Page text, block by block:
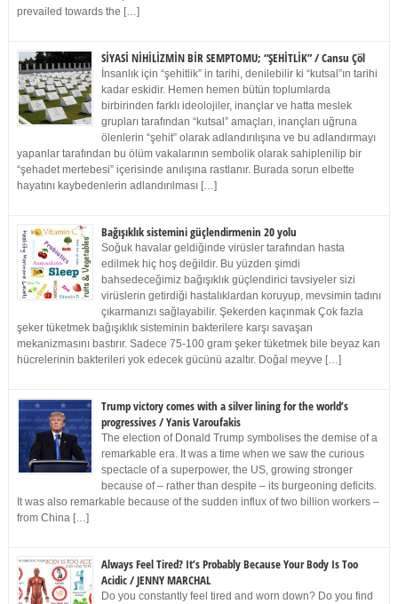
prevailed towards the […]
SİYASİ NİHİLİZMİN BİR SEMPTOMU; “ŞEHİTLİK” / Cansu Çöl
İnsanlık için “şehitlik” in tarihi, denilebilir ki “kutsal”ın tarihi
kadar eskidir. Hemen hemen bütün toplumlarda
birbirinden farklı ideolojiler, inançlar ve hatta meslek
grupları tarafından “kutsal” amaçları, inançları uğruna
ölenlerin “şehit” olarak adlandırılışına ve bu adlandırmayı
yapanlar tarafından bu ölüm vakalarının sembolik olarak sahiplenilip bir
“şehadet mertebesi” içerisinde anılışına rastlanır. Burada sorun elbette
hayatını kaybedenlerin adlandırılması […]
Bağışıklık sistemini güçlendirmenin 20 yolu
Soğuk havalar geldiğinde virüsler tarafından hasta
edilmek hiç hoş değildir. Bu yüzden şimdi
bahsedeceğimiz bağışıklık güçlendirici tavsiyeler sizi
virüslerin getirdiği hastalıklardan koruyup, mevsimin tadını
çıkarmanızı sağlayabilir. Şekerden kaçınmak Çok fazla
şeker tüketmek bağışıklık sisteminin bakterilere karşı savaşan
mekanizmasını bastırır. Sadece 75-100 gram şeker tüketmek bile beyaz kan
hücrelerinin bakterileri yok edecek gücünü azaltır. Doğal meyve […]
Trump victory comes with a silver lining for the world’s
progressives / Yanis Varoufakis
The election of Donald Trump symbolises the demise of a
remarkable era. It was a time when we saw the curious
spectacle of a superpower, the US, growing stronger
because of – rather than despite – its burgeoning deficits.
It was also remarkable because of the sudden influx of two billion workers –
from China […]
Always Feel Tired? It’s Probably Because Your Body Is Too
Acidic / JENNY MARCHAL
Do you constantly feel tired and worn down? Do you find